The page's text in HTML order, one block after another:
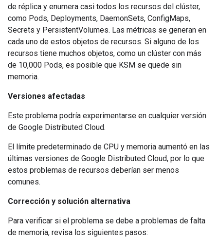
de réplica y enumera casi todos los recursos del clúster,
como Pods, Deployments, DaemonSets, ConfigMaps,
Secrets y PersistentVolumes. Las métricas se generan en
cada uno de estos objetos de recursos. Si alguno de los
recursos tiene muchos objetos, como un clúster con más
de 10,000 Pods, es posible que KSM se quede sin
memoria.
Versiones afectadas
Este problema podría experimentarse en cualquier versión
de Google Distributed Cloud.
El límite predeterminado de CPU y memoria aumentó en las
últimas versiones de Google Distributed Cloud, por lo que
estos problemas de recursos deberían ser menos
comunes.
Corrección y solución alternativa
Para verificar si el problema se debe a problemas de falta
de memoria, revisa los siguientes pasos: